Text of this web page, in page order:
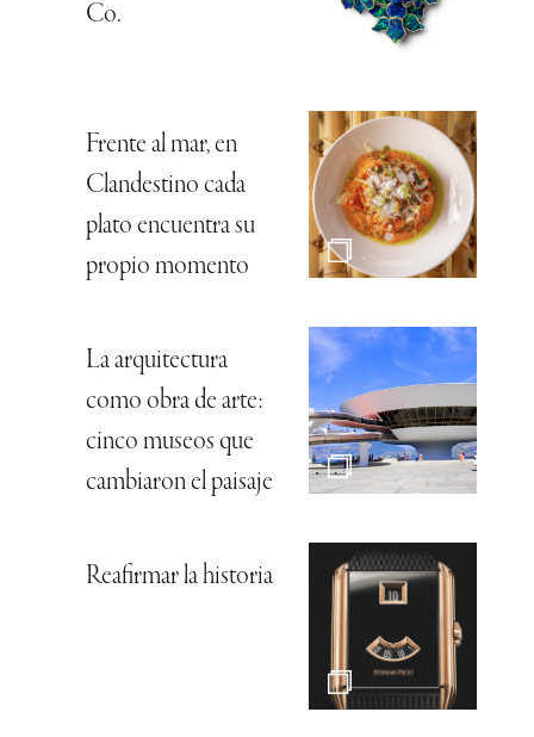
Co.
Frente al mar, en
Clandestino cada
plato encuentra su
propio momento
La arquitectura
como obra de arte:
cinco museos que
cambiaron el paisaje
Reafirmar la historia